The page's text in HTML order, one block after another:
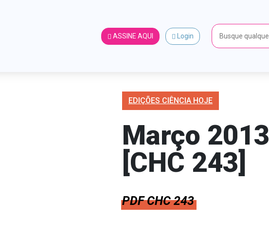
ASSINE AQUI Login
EDIÇÕES CIÊNCIA HOJE
Março 2013
[CHC 243]
PDF CHC 243